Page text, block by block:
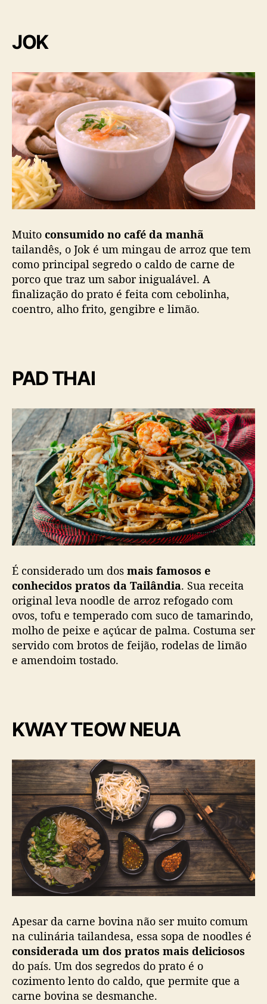
JOK
Muito consumido no café da manhã
tailandês, o Jok é um mingau de arroz que tem
como principal segredo o caldo de carne de
porco que traz um sabor inigualável. A
finalização do prato é feita com cebolinha,
coentro, alho frito, gengibre e limão.
PAD THAI
É considerado um dos mais famosos e
conhecidos pratos da Tailândia. Sua receita
original leva noodle de arroz refogado com
ovos, tofu e temperado com suco de tamarindo,
molho de peixe e açúcar de palma. Costuma ser
servido com brotos de feijão, rodelas de limão
e amendoim tostado.
KWAY TEOW NEUA
Apesar da carne bovina não ser muito comum
na culinária tailandesa, essa sopa de noodles é
considerada um dos pratos mais deliciosos
do país. Um dos segredos do prato é o
cozimento lento do caldo, que permite que a
carne bovina se desmanche.